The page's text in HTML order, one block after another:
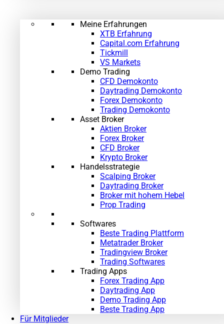
Meine Erfahrungen
XTB Erfahrung
Capital.com Erfahrung
Tickmill
VS Markets
Demo Trading
CFD Demokonto
Daytrading Demokonto
Forex Demokonto
Trading Demokonto
Asset Broker
Aktien Broker
Forex Broker
CFD Broker
Krypto Broker
Handelsstrategie
Scalping Broker
Daytrading Broker
Broker mit hohem Hebel
Prop Trading
Softwares
Beste Trading Plattform
Metatrader Broker
Tradingview Broker
Trading Softwares
Trading Apps
Forex Trading App
Daytrading App
Demo Trading App
Beste Trading App
Für Mitglieder